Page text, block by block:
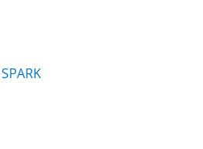
SPARK